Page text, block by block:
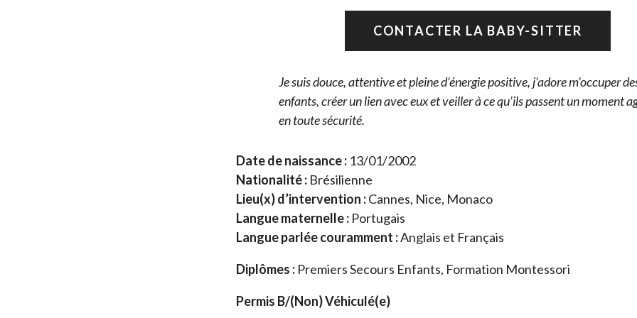
CONTACTER LA BABY-SITTER
Je suis douce, attentive et pleine d’énergie positive, j’adore m’occuper
enfants, créer un lien avec eux et veiller à ce qu’ils passent un moment
en toute sécurité.
Date de naissance : 13/01/2002
Nationalité : Brésilienne
Lieu(x) d’intervention :Cannes, Nice, Monaco
Langue maternelle : Portugais
Langue parlée couramment :Anglais et Français
Diplômes : Premiers Secours Enfants, Formation Montessori
Permis B/(Non) Véhiculé(e)